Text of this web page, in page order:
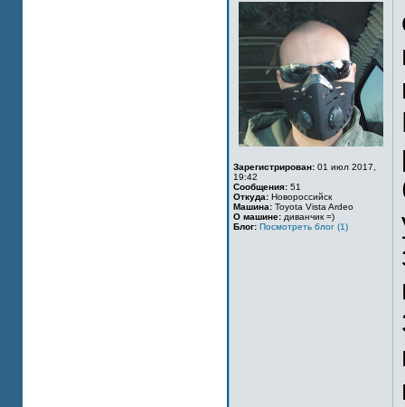
Зарегистрирован: 01 июл 2017,
19:42
Сообщения: 51
Откуда: Новороссийск
Машина: Toyota Vista Ardeo
О машине: диванчик =)
Блог: Посмотреть блог (1)